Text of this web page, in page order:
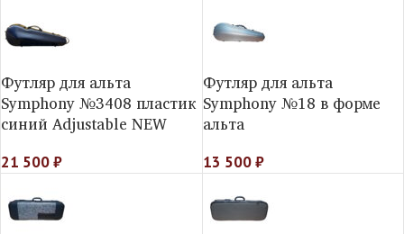
Футляр для альта
Symphony №3408 пластик
синий Adjustable NEW
21 500₽
Футляр для альта
Symphony №18 в форме
альта
13 500₽